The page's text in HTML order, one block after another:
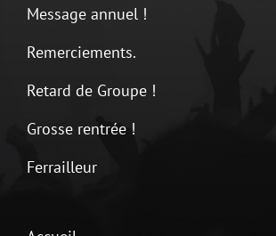
Message annuel !
Remerciements.
Retard de Groupe !
Grosse rentrée !
Ferrailleur